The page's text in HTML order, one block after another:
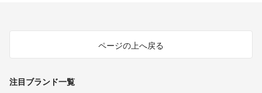
ページの上へ戻る
注目ブランド一覧